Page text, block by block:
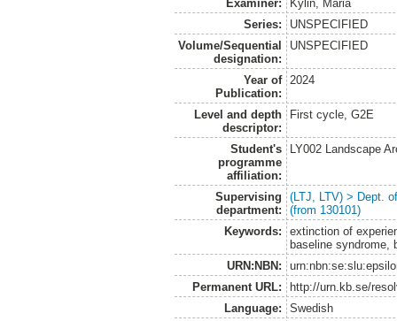
Examiner:
Kylin, Maria
Series:
UNSPECIFIED
Volume/Sequential
designation:
UNSPECIFIED
Year of
Publication:
2024
Level and depth
descriptor:
First cycle, G2E
Student's
programme
affiliation:
LY002 Landscape
Supervising
department:
(LTJ, LTV) > Dept.
(from 130101)
Keywords:
extinction of
baseline syndrome,
URN:NBN:
Permanent URL:
http://urn.kb.se/
Language:
Swedish